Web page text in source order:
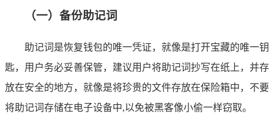
（一）备份助记词
助记词是恢复钱包的唯一凭证，就像是打开宝藏的唯一钥
匙，用户务必妥善保管，建议用户将助记词抄写在纸上，并存
放在安全的地方，就像是将珍贵的文件存放在保险箱中，不要
将助记词存储在电子设备中,以免被黑客像小偷一样窃取。